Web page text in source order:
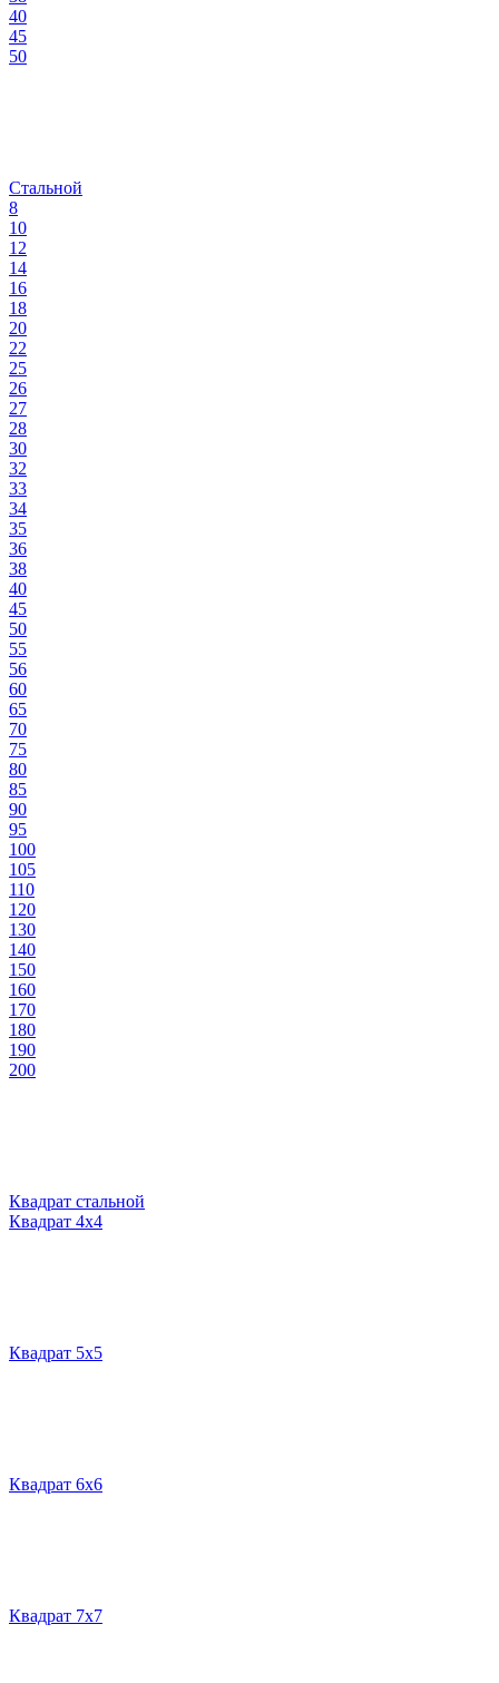
40
45
50
Стальной
8
10
12
14
16
18
20
22
25
26
27
28
30
32
33
34
35
36
38
40
45
50
55
56
60
65
70
75
80
85
90
95
100
105
110
120
130
140
150
160
170
180
190
200
Квадрат стальной
Квадрат 4х4
Квадрат 5х5
Квадрат 6х6
Квадрат 7х7